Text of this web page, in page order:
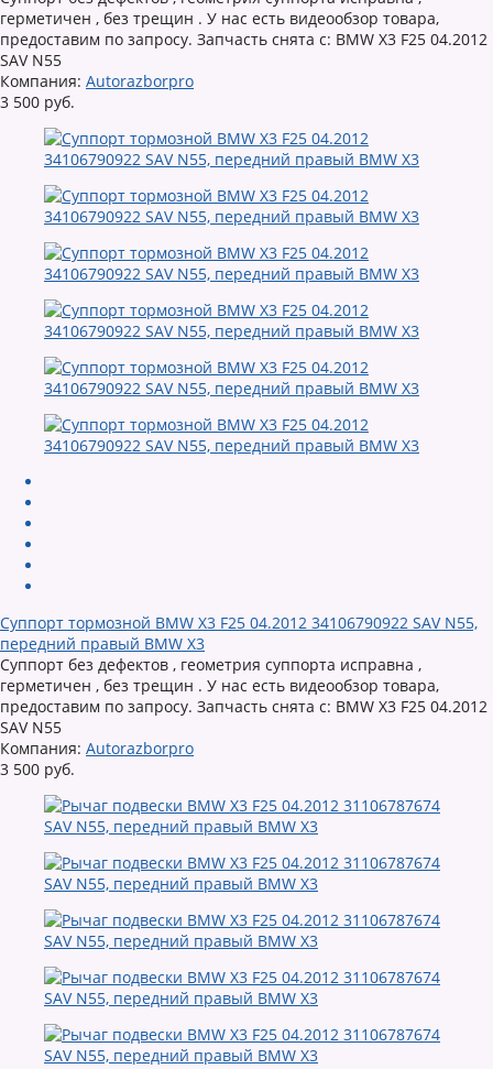
герметичен , без трещин . У нас есть видеообзор товара,
предоставим по запросу. Запчасть снята с: BMW X3 F25 04.2012
SAV N55
Компания: Autorazborpro
3 500 руб.
Суппорт тормозной BMW X3 F25 04.2012 34106790922 SAV N55,
передний правый BMW X3
Суппорт без дефектов , геометрия суппорта исправна ,
герметичен , без трещин . У нас есть видеообзор товара,
предоставим по запросу. Запчасть снята с: BMW X3 F25 04.2012
SAV N55
Компания: Autorazborpro
3 500 руб.